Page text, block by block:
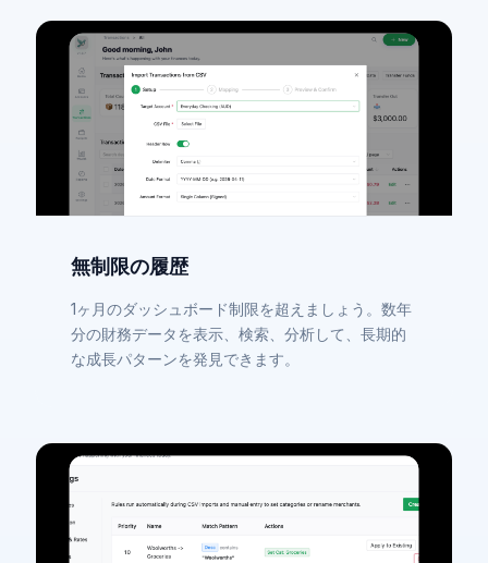
無制限の履歴
1ヶ月のダッシュボード制限を超えましょう。数年
分の財務データを表示、検索、分析して、長期的
な成長パターンを発見できます。